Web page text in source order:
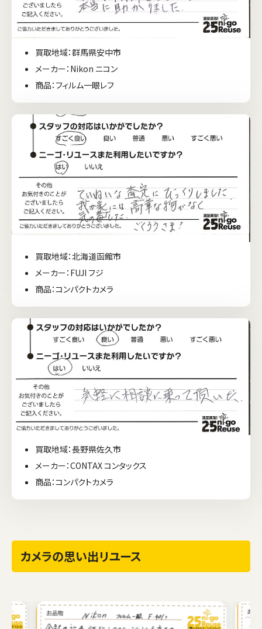
買取地域：群馬県安中市
メーカー：Nikon ニコン
商品：フィルム一眼レフ
買取地域：北海道函館市
メーカー：FUJI フジ
商品：コンパクトカメラ
買取地域：長野県佐久市
メーカー：CONTAX コンタックス
商品：コンパクトカメラ
カメラの思い出リユース